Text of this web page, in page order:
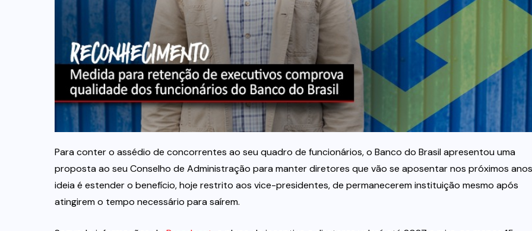
Para conter o assédio de concorrentes ao seu quadro de funcionários, o Banco do Brasil apresentou uma
proposta ao seu Conselho de Administração para manter diretores que vão se aposentar nos próximos
ideia é estender o benefício, hoje restrito aos vice-presidentes, de permanecerem instituição mesmo após
atingirem o tempo necessário para saírem.